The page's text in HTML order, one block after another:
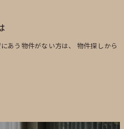
あう物件がない方は、 物件探しから